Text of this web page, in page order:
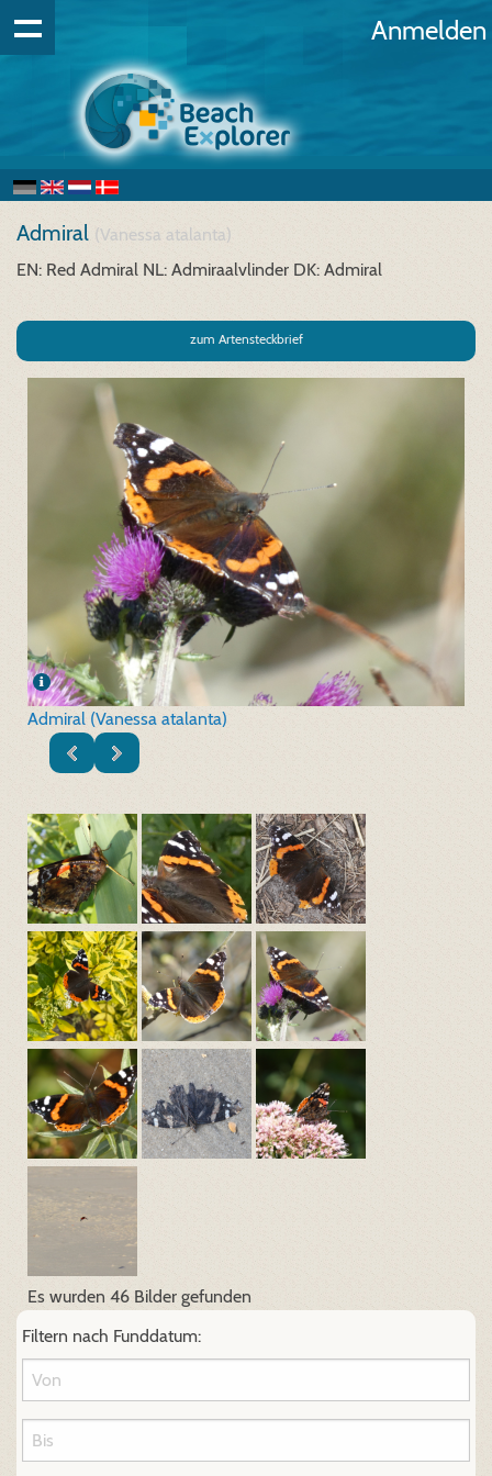
Anmelden
Admiral (Vanessa atalanta)
EN: Red Admiral NL: Admiraalvlinder DK: Admiral
zum Artensteckbrief
Admiral (Vanessa atalanta)
Es wurden 46 Bilder gefunden
Filtern nach Funddatum: